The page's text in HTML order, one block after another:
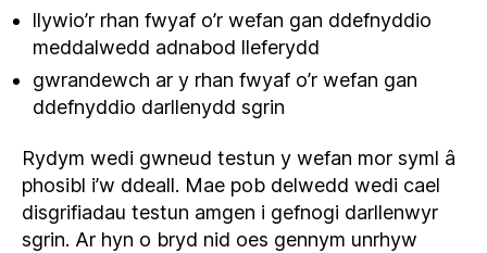
llywio’r rhan fwyaf o’r wefan gan ddefnyddio
meddalwedd adnabod lleferydd
gwrandewch ar y rhan fwyaf o’r wefan gan
ddefnyddio darllenydd sgrin
Rydym wedi gwneud testun y wefan mor syml â
phosibl i’w ddeall. Mae pob delwedd wedi cael
disgrifiadau testun amgen i gefnogi darllenwyr
sgrin. Ar hyn o bryd nid oes gennym unrhyw